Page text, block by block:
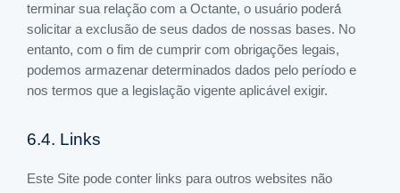
terminar sua relação com a Octante, o usuário poderá́
solicitar a exclusão de seus dados de nossas bases. No
entanto, com o fim de cumprir com obrigações legais,
podemos armazenar determinados dados pelo período e
nos termos que a legislação vigente aplicável exigir.
6.4. Links
Este Site pode conter links para outros websites não